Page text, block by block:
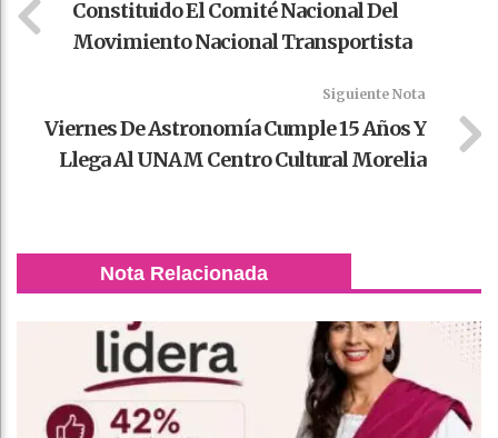
Constituido El Comité Nacional Del
Movimiento Nacional Transportista
Siguiente Nota
Viernes De Astronomía Cumple 15 Años Y
Llega Al UNAM Centro Cultural Morelia
Nota Relacionada